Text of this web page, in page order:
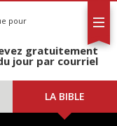
pour
gratuitement
jour par courriel
LA BIBLE